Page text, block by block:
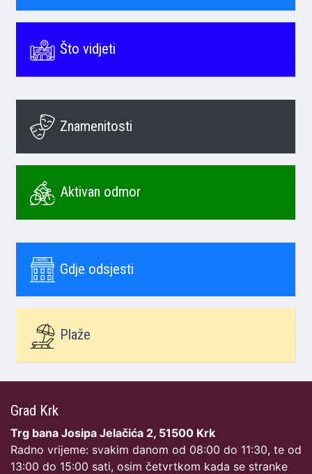
Što vidjeti
Znamenitosti
Aktivan odmor
Gdje odsjesti
Plaže
Grad Krk
Trg bana Josipa Jelačića 2, 51500 Krk
Radno vrijeme: svakim danom od 08:00 do 11:30, te od
13:00 do 15:00 sati, osim četvrtkom kada se stranke